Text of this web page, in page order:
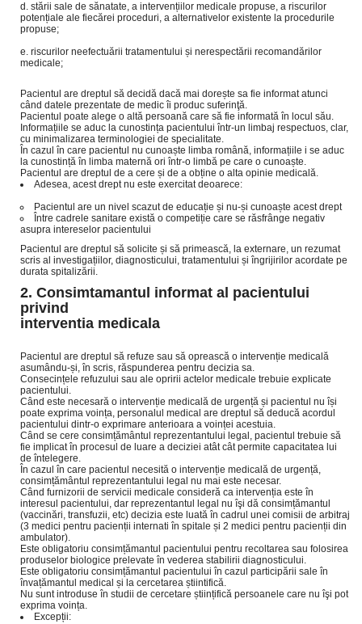
stării sale de sănatate, a intervențiilor medicale propuse, a riscurilor
potențiale ale fiecărei proceduri, a alternativelor existente la procedurile
propuse;
riscurilor neefectuării tratamentului și nerespectării recomandărilor
medicale;
Pacientul are dreptul să decidă dacă mai dorește sa fie informat atunci
când datele prezentate de medic îi produc suferinţă.
Pacientul poate alege o altă persoană care să fie informată în locul său.
Informațiile se aduc la cunostința pacientului într-un limbaj respectuos, clar,
cu minimalizarea terminologiei de specialitate.
În cazul în care pacientul nu cunoaște limba română, informațiile i se aduc
la cunostință în limba maternă ori într-o limbă pe care o cunoaște.
Pacientul are dreptul de a cere și de a obține o alta opinie medicală.
Adesea, acest drept nu este exercitat deoarece:
Pacientul are un nivel scazut de educație și nu-și cunoaște acest drept
Între cadrele sanitare există o competiție care se răsfrânge negativ
asupra intereselor pacientului
Pacientul are dreptul să solicite și să primească, la externare, un rezumat
scris al investigațiilor, diagnosticului, tratamentului și îngrijirilor acordate pe
durata spitalizării.
2. Consimtamantul informat al pacientului
privind
interventia medicala
Pacientul are dreptul să refuze sau să oprească o intervenție medicală
asumându-și, în scris, răspunderea pentru decizia sa.
Consecințele refuzului sau ale opririi actelor medicale trebuie explicate
pacientului.
Când este necesară o intervenție medicală de urgență și pacientul nu își
poate exprima voința, personalul medical are dreptul să deducă acordul
pacientului dintr-o exprimare anterioara a voinței acestuia.
Când se cere consimțământul reprezentantului legal, pacientul trebuie să
fie implicat în procesul de luare a deciziei atât cât permite capacitatea lui
de întelegere.
În cazul în care pacientul necesită o intervenție medicală de urgență,
consimțământul reprezentantului legal nu mai este necesar.
Când furnizorii de servicii medicale consideră ca intervenția este în
interesul pacientului, dar reprezentantul legal nu îşi dă consimțămantul
(vaccinări, transfuzii, etc) decizia este luată în cadrul unei comisii de arbitraj
(3 medici pentru pacienții internati în spitale și 2 medici pentru pacienții din
ambulator).
Este obligatoriu consimțămantul pacientului pentru recoltarea sau folosirea
produselor biologice prelevate în vederea stabilirii diagnosticului.
Este obligatoriu consimțămantul pacientului în cazul participării sale în
învațămantul medical și la cercetarea știintifică.
Nu sunt introduse în studii de cercetare științifică persoanele care nu îşi pot
exprima voința.
Excepții: